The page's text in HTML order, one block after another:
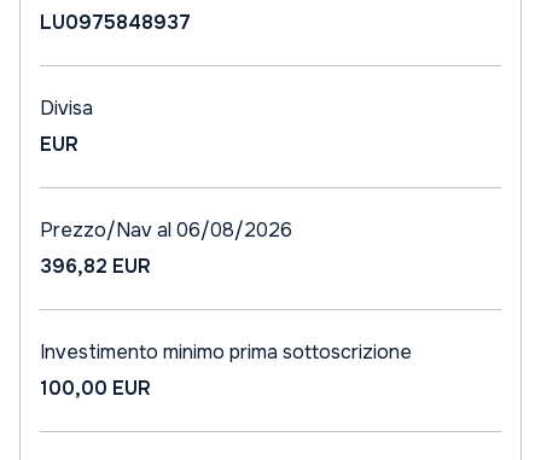
LU0975848937
Divisa
EUR
Prezzo/Nav al 06/08/2026
396,82 EUR
Investimento minimo prima sottoscrizione
100,00 EUR